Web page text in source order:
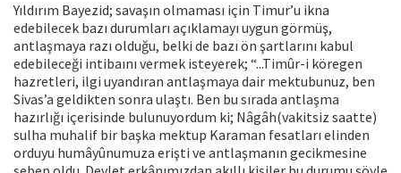
Yıldırım Bayezid; savaşın olmaması için Timur’u ikna
edebilecek bazı durumları açıklamayı uygun görmüş,
antlaşmaya razı olduğu, belki de bazı ön şartlarını kabul
edebileceği intibaını vermek isteyerek; “...Timûr-i köregen
hazretleri, ilgi uyandıran antlaşmaya dair mektubunuz, ben
Sivas’a geldikten sonra ulaştı. Ben bu sırada antlaşma
hazırlığı içerisinde bulunuyordum ki; Nâgâh(vakitsiz saatte)
sulha muhalif bir başka mektup Karaman fesatları elinden
orduyu humâyûnumuza erişti ve antlaşmanın gecikmesine